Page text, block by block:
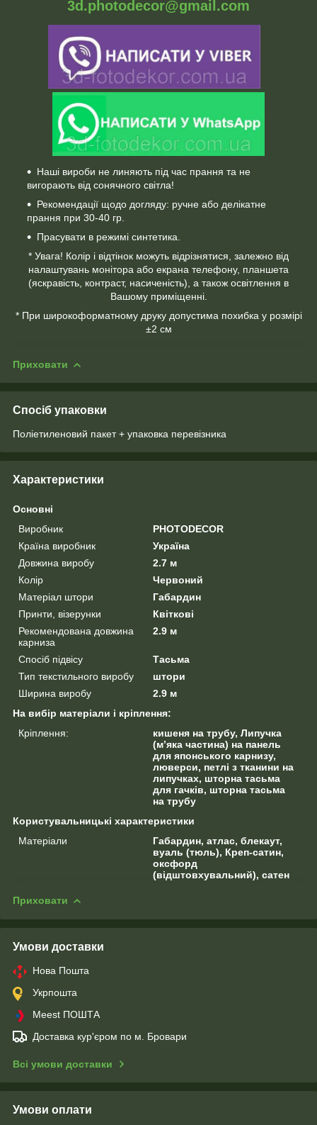
3d.photodecor@gmail.com
Наші вироби не линяють під час прання та не
вигорають від сонячного світла!
Рекомендації щодо догляду: ручне або делікатне
прання при 30-40 гр.
Прасувати в режимі синтетика.
* Увага! Колір і відтінок можуть відрізнятися, залежно від
налаштувань монітора або екрана телефону, планшета
(яскравість, контраст, насиченість), а також освітлення в
Вашому приміщенні.
* При широкоформатному друку допустима похибка у розмірі
±2 см
Приховати
Спосіб упаковки
Поліетиленовий пакет + упаковка перевізника
Характеристики
Основні
Виробник
PHOTODECOR
Країна виробник
Україна
Довжина виробу
2.7 м
Колір
Червоний
Матеріал штори
Габардин
Принти, візерунки
Квіткові
Рекомендована довжина
карниза
2.9 м
Спосіб підвісу
Тасьма
Тип текстильного виробу
штори
Ширина виробу
2.9 м
На вибір матеріали і кріплення:
Кріплення:
кишеня на трубу, Липучка
(м’яка частина) на панель
для японського карнизу,
люверси, петлі з тканини на
липучках, шторна тасьма
для гачків, шторна тасьма
на трубу
Користувальницькі характеристики
Матеріали
Габардин, атлас, блекаут,
вуаль (тюль), Креп-сатин,
оксфорд
(відштовхувальний), сатен
Приховати
Умови доставки
Нова Пошта
Укрпошта
Meest ПОШТА
Доставка кур'єром по м. Бровари
Всі умови доставки
Умови оплати